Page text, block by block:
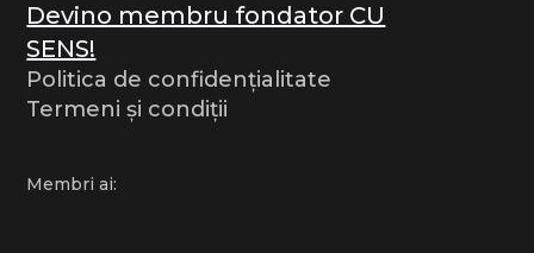
Devino membru fondator CU
SENS!
Politica de confidențialitate
Termeni și condiții
Membri ai: